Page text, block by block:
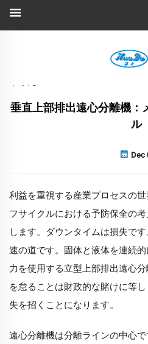
ニュ
垂直上部排出遠心分離機：
ル
Dec
利益を重視する産業プロセスの
フサイクルにおける予防保全の
します。ダウンタイムは損失で
速の道です。固体と液体を連続
力を使用する立型上部排出遠心
を怠ることは財政的な賭けに等
失を招くことになります。
遠心分離機は分離ラインの中心